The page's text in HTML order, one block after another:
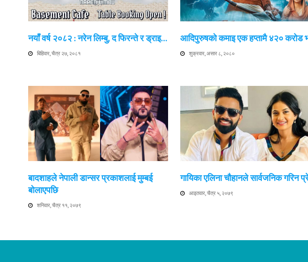
नयाँ वर्ष २०८२ : नरेन लिम्बु, द फिरन्ते र ड्राइ…
बिहिवार, चैत्र २७, २०८१
आदिपुरुषको कमाइ एक हप्तामै ४२० करोड
शुक्रवार, असार ८, २०८०
बादशाहले नेपाली डान्सर प्रकाशलाई मुम्बई
बोलाएपछि
शनिवार, चैत्र ११, २०७९
गायिका एलिना चौहानले सार्वजनिक गरिन
आइतवार, चैत्र ५, २०७९